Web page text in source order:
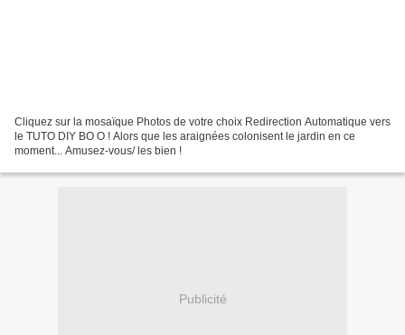
Cliquez sur la mosaïque Photos de votre choix Redirection Automatique vers
le TUTO DIY BO O ! Alors que les araignées colonisent le jardin en ce
moment... Amusez-vous/ les bien !
Publicité